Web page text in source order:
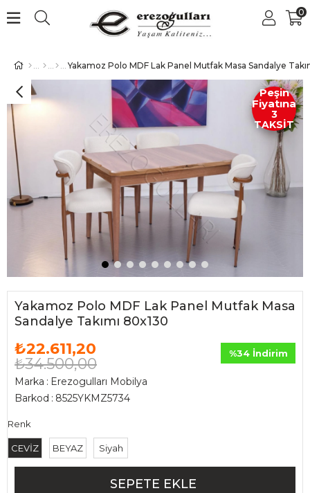
0
Yakamoz Polo MDF Lak Panel Mutfak Masa
Sandalye Takımı 80x130
₺34.500,00
₺22.611,20 %34İndirim
Marka : Erezogulları Mobilya
Barkod : 8525YKMZ5734
Renk
CEVİZ BEYAZ Siyah
Peşin
Fiyatına
3
TAKSİT